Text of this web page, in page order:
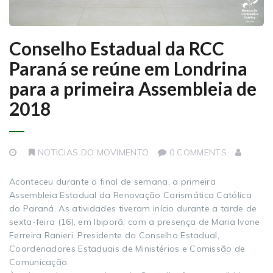
Conselho Estadual da RCC
Paraná se reúne em Londrina
para a primeira Assembleia de
2018
NOTICIAS DO MOVIMENTO 0 COMMENTS
Aconteceu durante o final de semana, a primeira
Assembleia Estadual da Renovação Carismática Católica
do Paraná. As atividades tiveram início durante a tarde de
sexta-feira (16), em Ibiporã, com a presença de Maria Ivone
Ferreira Ranieri, Presidente do Conselho Estadual,
Coordenadores Estaduais de Ministérios e Comissão de
Comunicação.